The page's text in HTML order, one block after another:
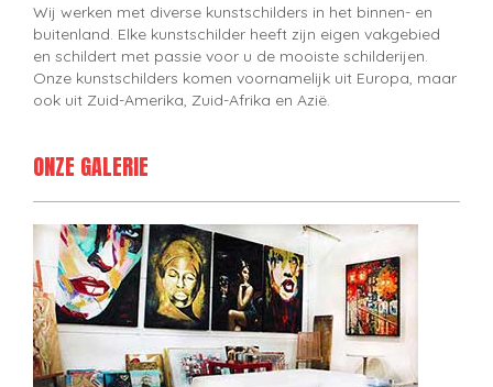
Wij werken met diverse kunstschilders in het binnen- en
buitenland. Elke kunstschilder heeft zijn eigen vakgebied
en schildert met passie voor u de mooiste schilderijen.
Onze kunstschilders komen voornamelijk uit Europa, maar
ook uit Zuid-Amerika, Zuid-Afrika en Azië.
ONZE GALERIE